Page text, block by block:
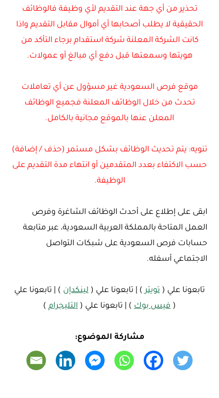
تحذير من أي جهة عند التقديم لأي وظيفة فالوظائف
الحقيقية لا يطلب أصحابها أي أموال مقابل التقديم واذا
كانت الشركة المعلنة شركة استقدام برجاء التأكد من
هويتها وسمعتها قبل دفع أي مبالغ أو عمولات.
موقع فرص السعودية غير مسؤول عن أي تعاملات
تحدث من خلال الوظائف المعلنة فجميع الوظائف
المعلن عنها بالموقع مجانية بالكامل.
تنويه: يتم تحديث الوظائف بشكل مستمر (حذف / إضافة)
حسب الاكتفاء بعدد المتقدمين أو انتهاء مدة التقديم على
الوظيفة.
ابقى على إطلاع على أحدث الوظائف الشاغرة وفرص
العمل المتاحة بالمملكة العربية السعودية، عبر متابعة
حسابات فرص السعودية على شبكات التواصل
الاجتماعي أسفله.
تابعونا علي ( تويتر ) | تابعونا علي ( لينكدإن ) | تابعونا علي
( فيس بوك ) | تابعونا علي ( التليجرام )
مشاركة الموضوع: